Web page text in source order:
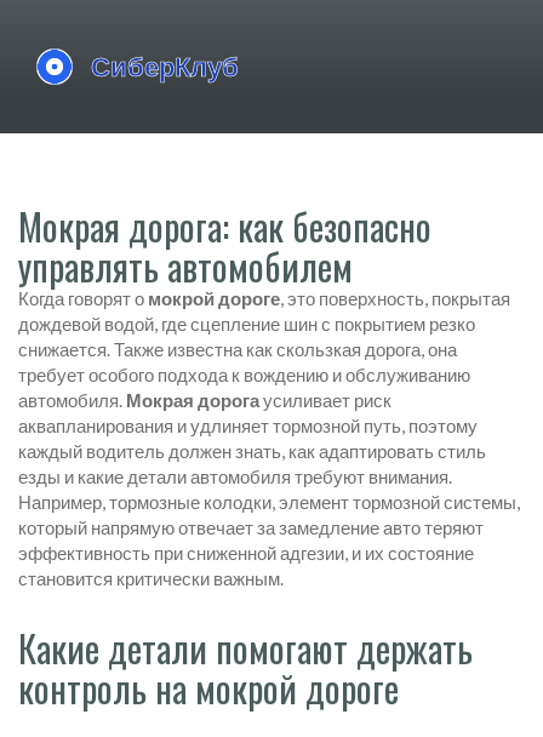
Мокрая дорога: как безопасно
управлять автомобилем
Когда говорят о мокрой дороге,это поверхность, покрытая
дождевой водой, где сцепление шин с покрытием резко
снижается. Также известна какскользкая дорога, она
требует особого подхода к вождению и обслуживанию
автомобиля. Мокрая дорогаусиливает риск
аквапланирования и удлиняет тормозной путь, поэтому
каждый водитель должен знать, как адаптировать стиль
езды и какие детали автомобиля требуют внимания.
Например,тормозные колодки,элемент тормозной системы,
который напрямую отвечает за замедление автотеряют
эффективность при сниженной адгезии, и их состояние
становится критически важным.
Какие детали помогают держать
контроль на мокрой дороге